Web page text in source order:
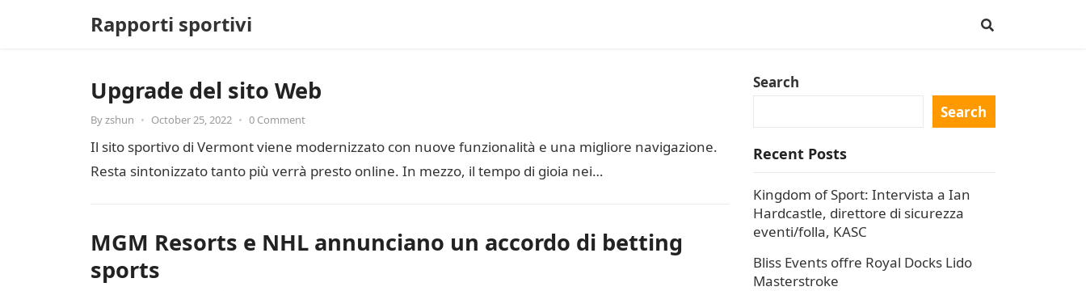
Rapporti sportivi
Upgrade del sito Web
Byzshun • October 25, 2022 • 0 Comment
Il sito sportivo di Vermont viene modernizzato con nuove funzionalità e una migliore navigazione.
Resta sintonizzato tanto più verrà presto online. In mezzo, il tempo di gioia nei…
MGM Resorts e NHL annunciano un accordo di betting
sports
Search
Search
Recent Posts
Kingdom of Sport: Intervista a Ian
Hardcastle, direttore di sicurezza
eventi/folla, KASC
Bliss Events offre Royal Docks Lido
Masterstroke